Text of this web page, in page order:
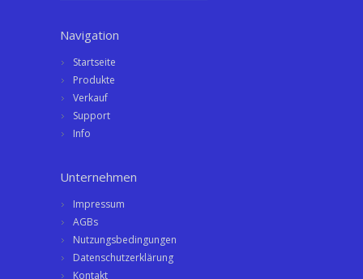
Navigation
Startseite
Produkte
Verkauf
Support
Info
Unternehmen
Impressum
AGBs
Nutzungsbedingungen
Datenschutzerklärung
Kontakt